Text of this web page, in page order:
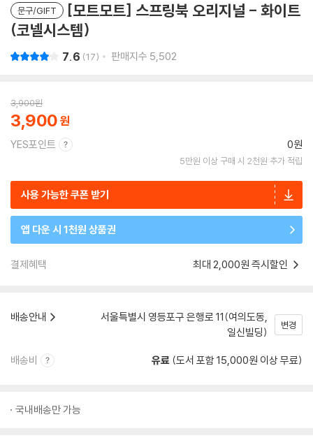
문구/GIFT
[모트모트] 스프링북 오리지널 - 화이트
(코넬시스템)
7.6 17 판매지수 5,502
3,900원
3,900
YES포인트 0원
5만원 이상 구매 시 2천원 추가 적립
사용 가능한 쿠폰 받기
앱 다운 시 1천원 상품권
결제혜택 최대 2,000원 즉시할인
배송안내
서울특별시 영등포구 은행로 11(여의도동,
일신빌딩)
변경
배송비 유료 (도서 포함 15,000원 이상 무료)
국내배송만 가능